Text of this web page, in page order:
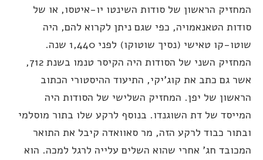
הראשון של סודותהשינטו יו-איטסו,או של
הטאנאמויה, כפי שגם ניתן לקרוא להם, היה
שוטו-קו טאישי (נסיך שוטוקו) לפני 1,440 שנה.
המחזיק השני של הסודות היה הקיסר טנמו בשנת 712,
גם כתב את קוג'יקי, התיעוד ההיסטורי הכתוב
של יפן. המחזיק השלישי של הסודות היה
של דת השוגנדו. בנוסף לרקע שלו בתור מוסלמי
כבוד לרקע הזה, מר סאוואדה קיבל את התואר
חג' אחרי שהוא השלים עלייה לרגל למכה. הוא